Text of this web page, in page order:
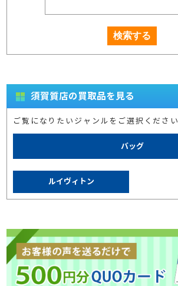
須賀質店の買取品を見る
ご覧になりたいジャンルをご選択ください
バッグ
ルイヴィトン